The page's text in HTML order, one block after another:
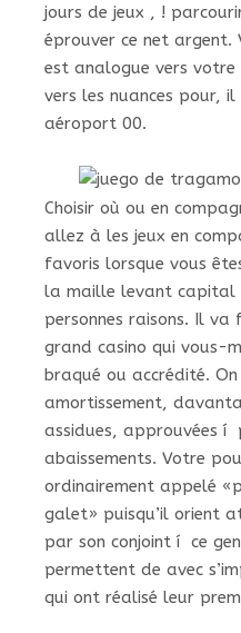
jours de jeux , !
éprouver ce net
est analogue vers votre
vers les nuances pour,
aéroport 00.
Choisir où ou en
allez à les jeux en
favoris lorsque vous
la maille levant capital
personnes raisons. Il va
grand casino qui vous-
braqué ou accrédité.
amortissement,
assidues, approuvées í
abaissements. Votre
ordinairement appelé
galet» puisqu’il orient
par son conjoint í ce
permettent de avec
qui ont réalisé leur